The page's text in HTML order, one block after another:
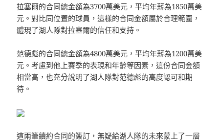
拉塞爾的合同總金額為3700萬美元，平均年薪為1850萬美
元。對比同位置的球員，這樣的合同金額屬於合理範圍，
體現了湖人隊對拉塞爾的信任和支持。
范德彪的合同總金額為4800萬美元，平均年薪為1200萬美
元。考慮到他上賽季的表現和年齡等因素，這份合同金額
相當高，也充分說明了湖人隊對范德彪的高度認可和期
待。
這兩筆續約合同的簽訂，無疑給湖人隊的未來蒙上了一層